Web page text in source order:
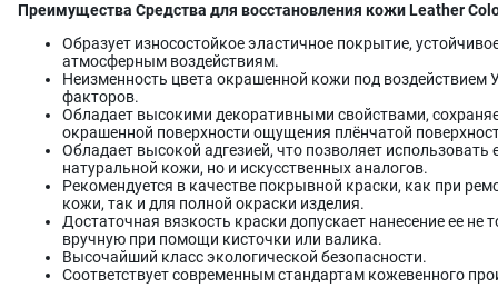
аэрограф или краскопульт.
Пневматическое распыление через аэрограф или краскопульт.
дистиллированной водой. Диаметр сопла: 0.5 - 1.2 мм.
модели аэрографа и краскопульта. Сжатый воздух должен
перед нанесением должна быть тщательно перемешана и
ОЧИСТКА ИНСТРУМЕНТА
После нанесения всех покрытий, промойте используемые
используйте растворитель для краски LeTech Leather Prep
Остались вопросы по применению Средства для ремонта и
Restorer? Ознакомьтесь с уже существующими вопросами и
дополнительную консультацию вы можете получить у
Преимущества Средства для восстановления кожи Leather
Образует износостойкое эластичное покрытие,
атмосферным воздействиям.
Неизменность цвета окрашенной кожи под воздействием
факторов.
Обладает высокими декоративными свойствами,
окрашенной поверхности ощущения плёнчатой
Обладает высокой адгезией, что позволяет использовать
натуральной кожи, но и искусственных аналогов.
Рекомендуется в качестве покрывной краски, как при
кожи, так и для полной окраски изделия.
Достаточная вязкость краски допускает нанесение ее
вручную при помощи кисточки или валика.
Высочайший класс экологической безопасности.
Соответствует современным стандартам кожевенного